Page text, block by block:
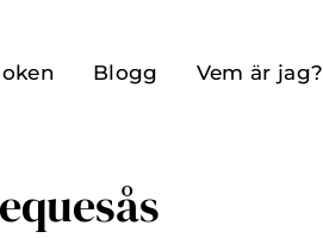
Blogg Vem är jag?